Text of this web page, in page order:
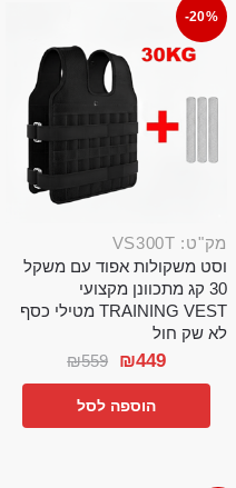
-20%
מק"ט: VS300T
וסט משקולות אפוד עם משקל
30 קג מתכוונן מקצועי
TRAINING VEST מטילי כסף
לא שק חול
₪559 ₪449
הוספה לסל